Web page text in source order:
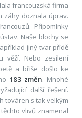
francouzská firma
záhy doznala úprav.
Připomínky
Naše blochy se
jiný tvar přídě
věží. Nebo zesílení
a břiše došlo ke
183 změn. Mnohé
další řešení.
továren s tak velkým
vlivů znamenal